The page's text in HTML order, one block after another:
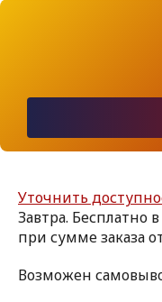
Уточнить
Завтра. Бесплатно
при сумме заказа
Возможен